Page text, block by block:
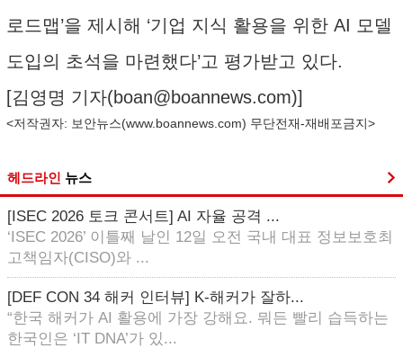
로드맵’을 제시해 ‘기업 지식 활용을 위한 AI 모델
도입의 초석을 마련했다’고 평가받고 있다.
[김영명 기자(boan@boannews.com)]
<저작권자: 보안뉴스(www.boannews.com) 무단전재-재배포금지>
헤드라인 뉴스
[ISEC 2026 토크 콘서트] AI 자율 공격 ...
‘ISEC 2026’ 이틀째 날인 12일 오전 국내 대표 정보보호최
고책임자(CISO)와 ...
[DEF CON 34 해커 인터뷰] K-해커가 잘하...
“한국 해커가 AI 활용에 가장 강해요. 뭐든 빨리 습득하는
한국인은 ‘IT DNA’가 있...